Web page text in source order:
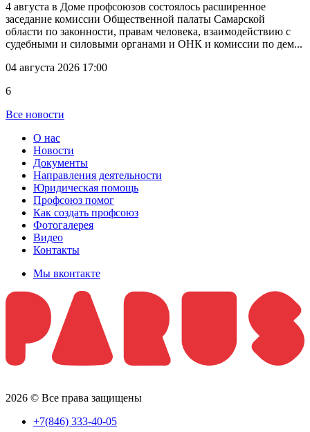
4 августа в Доме профсоюзов состоялось расширенное
заседание комиссии Общественной палаты Самарской
области по законности, правам человека, взаимодействию с
судебными и силовыми органами и ОНК и комиссии по дем...
04 августа 2026 17:00
6
Все новости
О нас
Новости
Документы
Направления деятельности
Юридическая помощь
Профсоюз помог
Как создать профсоюз
Фотогалерея
Видео
Контакты
Мы вконтакте
2026 © Все права защищены
+7(846) 333-40-05